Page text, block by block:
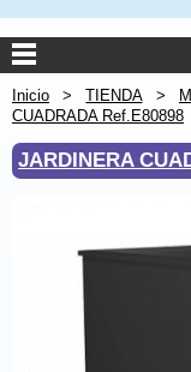
Inicio >TIENDA>
CUADRADA Ref.E80898
JARDINERA